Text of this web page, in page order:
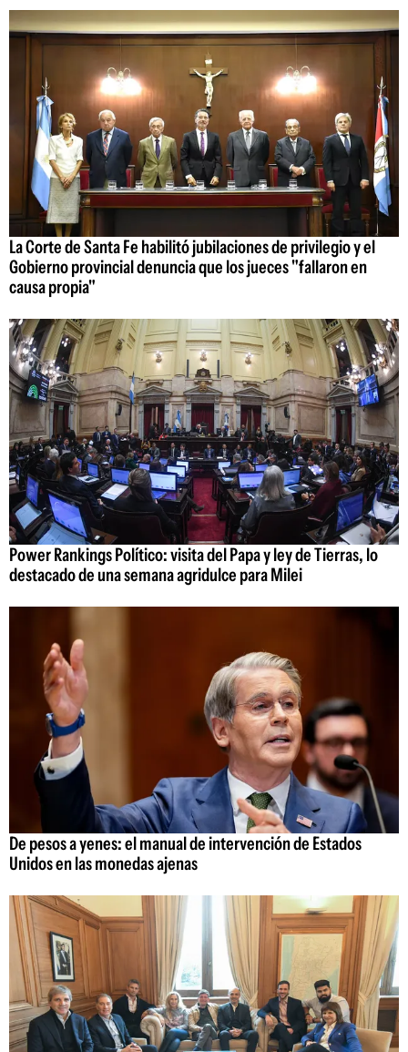
La Corte de Santa Fe habilitó jubilaciones de privilegio y el
Gobierno provincial denuncia que los jueces "fallaron en
causa propia"
Power Rankings Político: visita del Papa y ley de Tierras, lo
destacado de una semana agridulce para Milei
De pesos a yenes: el manual de intervención de Estados
Unidos en las monedas ajenas